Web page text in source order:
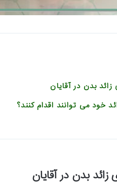
بدن در آقایان
خود می توانند اقدام کنند؟
بدن در آقایان